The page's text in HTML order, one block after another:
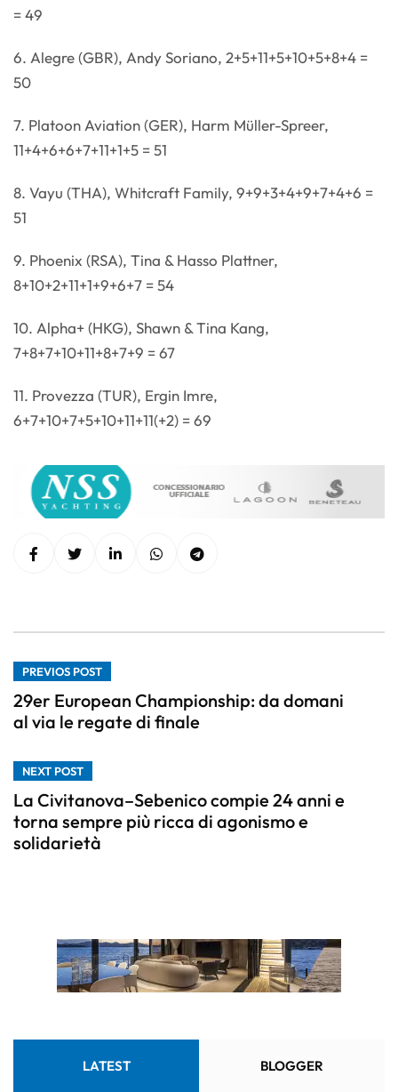
= 49
6. Alegre (GBR), Andy Soriano, 2+5+11+5+10+5+8+4 =
50
7. Platoon Aviation (GER), Harm Müller-Spreer,
11+4+6+6+7+11+1+5 = 51
8. Vayu (THA), Whitcraft Family, 9+9+3+4+9+7+4+6 =
51
9. Phoenix (RSA), Tina & Hasso Plattner,
8+10+2+11+1+9+6+7 = 54
10. Alpha+ (HKG), Shawn & Tina Kang,
7+8+7+10+11+8+7+9 = 67
11. Provezza (TUR), Ergin Imre,
6+7+10+7+5+10+11+11(+2) = 69
PREVIOS POST
29er European Championship: da domani
al via le regate di finale
NEXT POST
La Civitanova–Sebenico compie 24 anni e
torna sempre più ricca di agonismo e
solidarietà
LATEST BLOGGER